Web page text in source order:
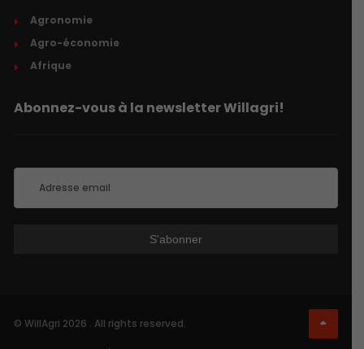
Agronomie
Agro-économie
Afrique
Abonnez-vous à la newsletter Willagri!
© WillAgri 2026 . All rights reserved.